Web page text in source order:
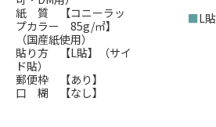
紙 質 【コニーラッ
プカラー 85g/㎡】
（国産紙使用）
貼り方 【L貼】（サイ
ド貼）
郵便枠 【あり】
口 糊 【なし】
■L